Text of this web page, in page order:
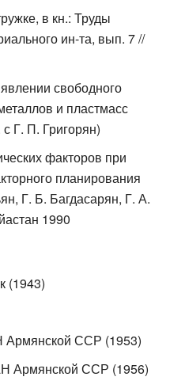
в кн.: Труды
ин-та, вып. 7 //
свободного
и пластмасс
Г. П. Григорян)
факторов при
планирования
Г. Б. Багдасарян, Г. А.
1990
(1943)
Армянской ССР (1953)
Армянской ССР (1956)